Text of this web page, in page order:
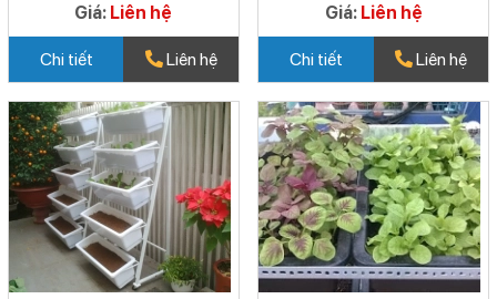
Giá: Liên hệ
Chi tiết Liên hệ
Giá: Liên hệ
Chi tiết Liên hệ